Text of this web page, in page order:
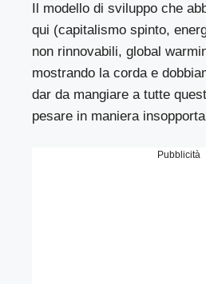
Il modello di sviluppo che
qui (capitalismo spinto,
non rinnovabili, global
mostrando la corda e
dar da mangiare a tutte
pesare in maniera
Pubblicità